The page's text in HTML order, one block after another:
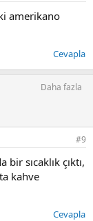
amerikano
Cevapla
Daha fazla
#9
sıcaklık çıktı,
kahve
Cevapla